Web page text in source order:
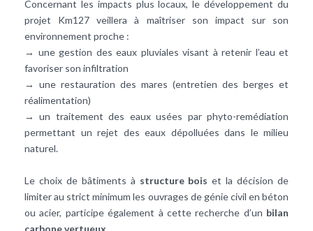
Concernant les impacts plus locaux, le développement du
projet Km127 veillera à maîtriser son impact sur son
environnement proche :
→ une gestion des eaux pluviales visant à retenir l’eau et
favoriser son infiltration
→ une restauration des mares (entretien des berges et
réalimentation)
→ un traitement des eaux usées par phyto-­remédiation
permettant un rejet des eaux dépolluées dans le milieu
naturel.
Le choix de bâtiments à structure bois et la décision de
limiter au strict minimum les ouvrages de génie civil en béton
ou acier, participe également à cette recherche d’un bilan
carbone vertueux.